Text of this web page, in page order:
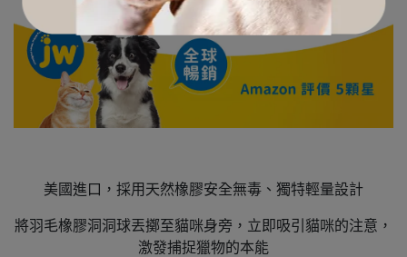
美國進口，採用天然橡膠安全無毒、獨特輕量設計
將羽毛橡膠洞洞球丟擲至貓咪身旁，立即吸引貓咪的注意，
激發捕捉獵物的本能